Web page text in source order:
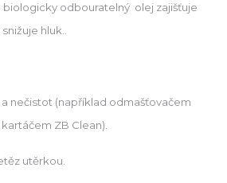
biologicky odbouratelný olej zajišťuje
hluk..
nečistot (například odmašťovačem
ZB Clean).
utěrkou.